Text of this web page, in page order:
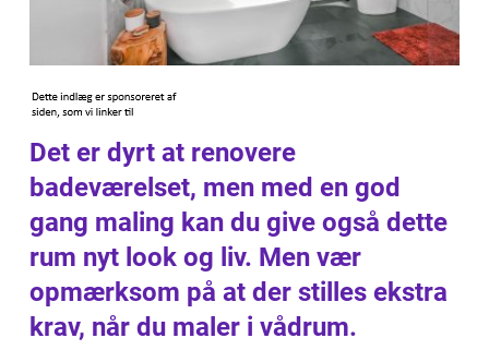
Det er dyrt at renovere
badeværelset, men med en god
gang maling kan du give også dette
rum nyt look og liv. Men vær
opmærksom på at der stilles ekstra
krav, når du maler i vådrum.